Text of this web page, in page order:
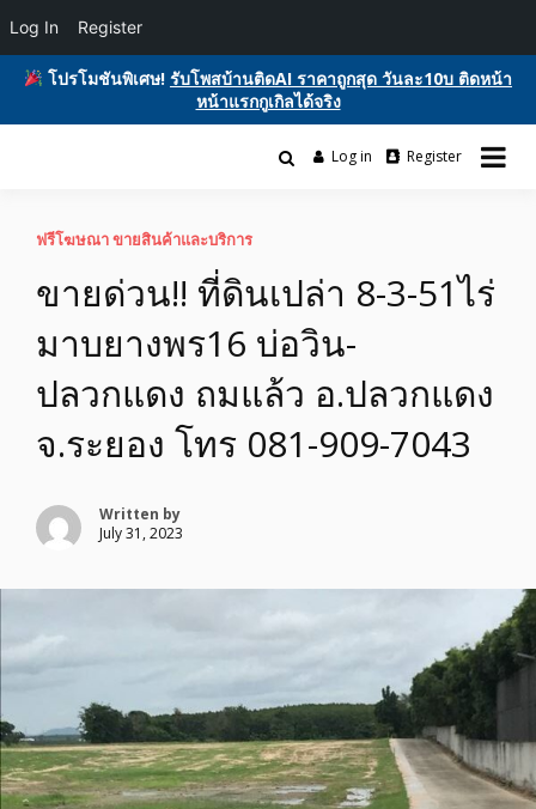
โปรโมชันพิเศษ! รับโพสบ้านติดAI ราคาถูกสุด วันละ10บ ติดหน้า
หน้าแรกกูเกิลได้จริง
หน้าแรกกูเกิล ฟรีประกาศขายบ้านที่ดิน
อสังหา ของมือสอง รถยนต์ สินค้าและ
บริการ
รับโพสต์เว็บบอร์ด ติดAI ตลาดซื้อขาย ฟรีประกาศ ติดgooglesหน้า1ฟรี
Log in Register
ฟรีโฆษณา ขายสินค้าและบริการ
ขายด่วน!! ที่ดินเปล่า 8-3-51ไร่
มาบยางพร16 บ่อวิน-
ปลวกแดง ถมแล้ว อ.ปลวกแดง
จ.ระยอง โทร 081-909-7043
Written by
July 31, 2023
Log In Register